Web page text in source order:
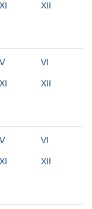
XI XII
V VI
XI XII
V VI
XI XII